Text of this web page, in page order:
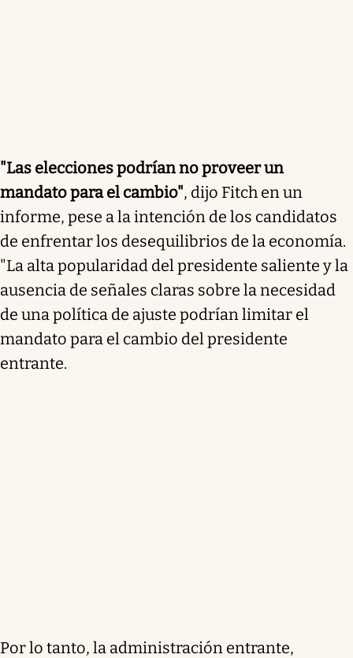
"Las elecciones podrían no proveer un
mandato para el cambio", dijo Fitch en un
informe, pese a la intención de los candidatos
de enfrentar los desequilibrios de la economía.
"La alta popularidad del presidente saliente y la
ausencia de señales claras sobre la necesidad
de una política de ajuste podrían limitar el
mandato para el cambio del presidente
entrante.
Por lo tanto, la administración entrante,